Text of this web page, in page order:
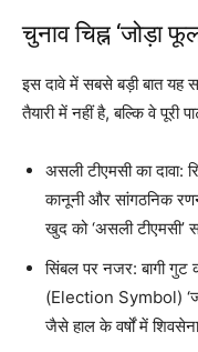
चुनाव चिह्न ‘जोड़ा
इस दावे में सबसे बड़ी बात यह
तैयारी में नहीं है, बल्कि वे पूरी
असली टीएमसी का दावा:
कानूनी और सांगठनिक
खुद को ‘असली टीएमसी’
सिंबल पर नजर: बागी गुट
(Election Symbol)
जैसे हाल के वर्षों में